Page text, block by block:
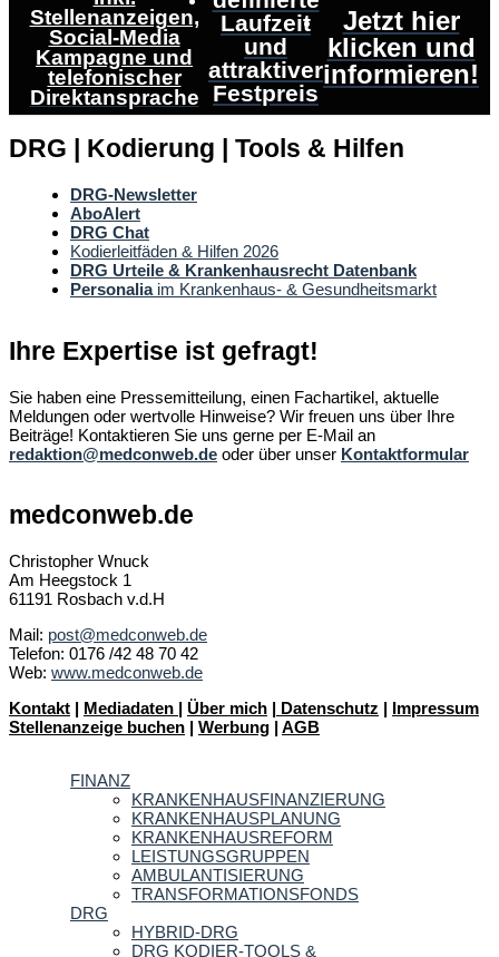
Stellenanzeigen,
Social-Media
Kampagne und
telefonischer
Direktansprache
Laufzeit
und
attraktiver
Festpreis
Jetzt hier
klicken und
informieren!
DRG | Kodierung | Tools & Hilfen
DRG-Newsletter
AboAlert
DRG Chat
Kodierleitfäden & Hilfen 2026
DRG Urteile & Krankenhausrecht Datenbank
Personaliaim Krankenhaus- & Gesundheitsmarkt
Ihre Expertise ist gefragt!
Sie haben eine Pressemitteilung, einen Fachartikel, aktuelle
Meldungen oder wertvolle Hinweise? Wir freuen uns über Ihre
Beiträge! Kontaktieren Sie uns gerne per E-Mail an
redaktion@medconweb.de oder über unser Kontaktformular
medconweb.de
Christopher Wnuck
Am Heegstock 1
61191 Rosbach v.d.H
Mail: post@medconweb.de
Telefon: 0176 /42 48 70 42
Web: www.medconweb.de
Kontakt | Mediadaten | Über mich | Datenschutz | Impressum
Stellenanzeige buchen | Werbung | AGB
FINANZ
KRANKENHAUSFINANZIERUNG
KRANKENHAUSPLANUNG
KRANKENHAUSREFORM
LEISTUNGSGRUPPEN
AMBULANTISIERUNG
TRANSFORMATIONSFONDS
DRG
HYBRID-DRG
DRG KODIER-TOOLS &